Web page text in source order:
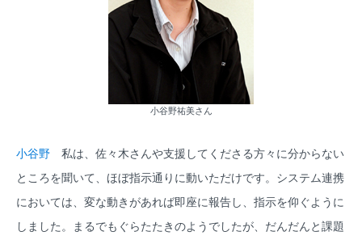
小谷野祐美さん
小谷野 私は、佐々木さんや支援してくださる方々に分からない
ところを聞いて、ほぼ指示通りに動いただけです。システム連携
においては、変な動きがあれば即座に報告し、指示を仰ぐように
しました。まるでもぐらたたきのようでしたが、だんだんと課題